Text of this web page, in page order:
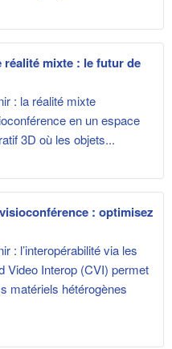
mixte : le futur de
: la réalité mixte
en un espace
3D où les objets...
: optimisez
: l’interopérabilité via les
Video Interop (CVI) permet
matériels hétérogènes